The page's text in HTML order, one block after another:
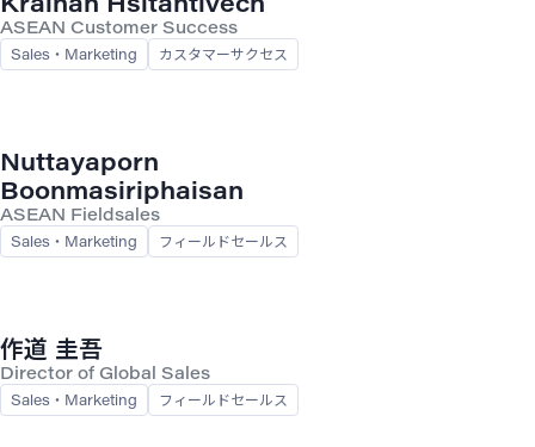
ASEAN Customer Success
Sales・Marketing カスタマーサクセス
Nuttayaporn
Boonmasiriphaisan
ASEAN Fieldsales
Sales・Marketing フィールドセールス
作道 圭吾
Director of Global Sales
Sales・Marketing フィールドセールス